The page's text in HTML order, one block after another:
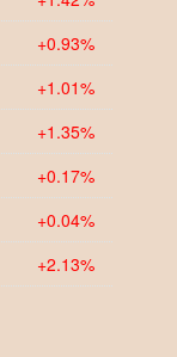
+0.93%
+1.01%
+1.35%
+0.17%
+0.04%
+2.13%